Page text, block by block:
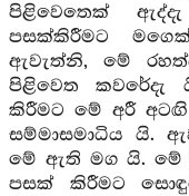
පිළිවෙතෙක්
පසක්කිරීමට
ඇවැත්නි, මේ
පිළිවෙත
කිරීමට මේ අරී
සම්මාසමාධිය යි.
මේ ඇති මග යි. මේ
පසක් කිරීමට